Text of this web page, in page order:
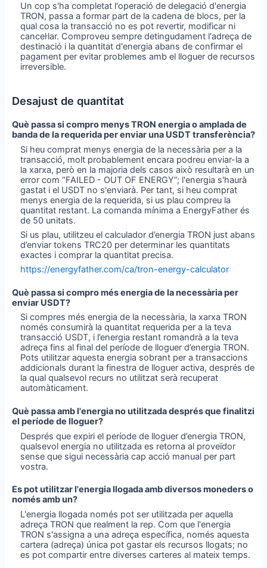
Un cop s'ha completat l'operació de delegació d'energia
TRON, passa a formar part de la cadena de blocs, per la
qual cosa la transacció no es pot revertir, modificar ni
cancel·lar. Comproveu sempre detingudament l'adreça de
destinació i la quantitat d'energia abans de confirmar el
pagament per evitar problemes amb el lloguer de recursos
irreversible.
Desajust de quantitat
Què passa si compro menys TRON energia o amplada de
banda de la requerida per enviar una USDT transferència?
Si heu comprat menys energia de la necessària per a la
transacció, molt probablement encara podreu enviar-la a
la xarxa, però en la majoria dels casos això resultarà en un
error com “FAILED - OUT OF ENERGY”; l'energia s'haurà
gastat i el USDT no s'enviarà. Per tant, si heu comprat
menys energia de la requerida, si us plau compreu la
quantitat restant. La comanda mínima a EnergyFather és
de 50 unitats.
Si us plau, utilitzeu el calculador d’energia TRON just abans
d’enviar tokens TRC20 per determinar les quantitats
exactes i comprar la quantitat precisa.
https://energyfather.com/ca/tron-energy-calculator
Què passa si compro més energia de la necessària per
enviar USDT?
Si compres més energia de la necessària, la xarxa TRON
només consumirà la quantitat requerida per a la teva
transacció USDT, i l’energia restant romandrà a la teva
adreça fins al final del període de lloguer d’energia TRON.
Pots utilitzar aquesta energia sobrant per a transaccions
addicionals durant la finestra de lloguer activa, després de
la qual qualsevol recurs no utilitzat serà recuperat
automàticament.
Què passa amb l'energia no utilitzada després que finalitzi
el període de lloguer?
Després que expiri el període de lloguer d’energia TRON,
qualsevol energia no utilitzada es retorna al proveïdor
sense que sigui necessària cap acció manual per part
vostra.
Es pot utilitzar l'energia llogada amb diversos moneders o
només amb un?
L'energia llogada només pot ser utilitzada per aquella
adreça TRON que realment la rep. Com que l'energia
TRON s'assigna a una adreça específica, només aquesta
cartera (adreça) única pot gastar els recursos llogats; no
es pot compartir entre diverses carteres al mateix temps.